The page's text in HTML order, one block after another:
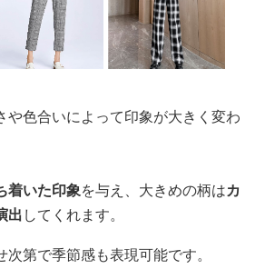
や色合いによって印象が大きく変わ
着いた印象を与え、大きめの柄はカ
出してくれます。
第で季節感も表現可能です。